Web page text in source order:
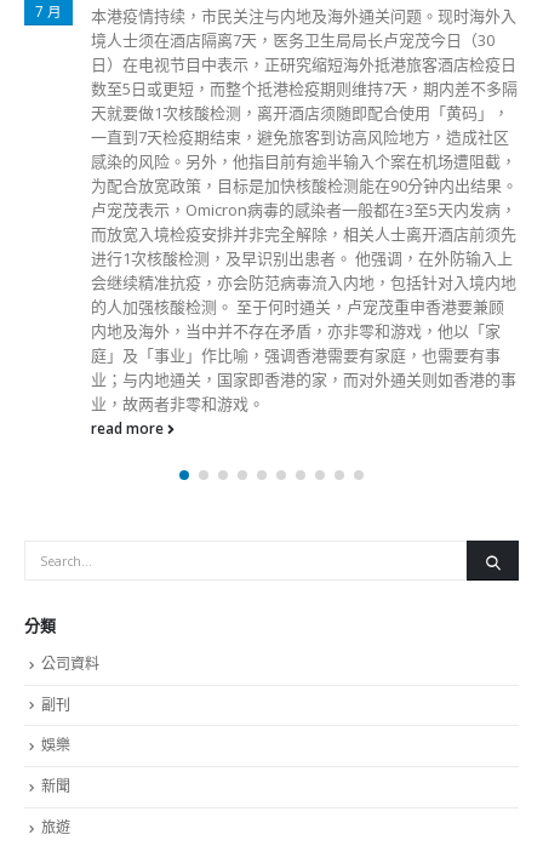
12 月
警方国安处今日（29日）拘捕7人，其中6人为《立场新闻》高
层或前高层人员（3男3女），年龄介乎34岁至73岁；另1人则
为正在还柙的前《苹果日报》副社长陈沛敏。7人涉违反《刑
事罪行条例》第9及10条串谋发布煽动刊物罪，警方搜查被捕
人士的处所，各人随后被押往不同警署扣查。 消息指，正在
还柙的前《苹果日报》副社长陈沛敏，因曾于《立场新闻》撰
文，今早涉串谋发布煽动刊物罪在大榄惩教所被捕。陈沛敏昨
日亦与乱港黑手、壹传媒黎智英等6人，在法庭被加控一项串
谋发布煽动刊物罪。至于6名被捕人分别是钟沛权、吴霭仪、
何韵诗、周达智、方敏生、林绍桐，当中5人为《立场新闻》
前董事，钟沛权为《立场新闻》署任总编辑，涉嫌提供平台发
布煽动性文章，违反《刑事罪行条例》第9及10条串谋发布煽
动刊物罪。据悉，林绍桐已即时辞任《立场新闻》署任总编辑
一职。 一批警员今早到《立场新闻》位于观塘开源道55号开
联工业中心的办公室搜查，探员陆续将运载怀疑证物的胶箱带
到地面，有关证物包括电脑及文件等，探员将多箱证物运上货
车。据了解，警方于《立场新闻》办公室检走33箱证物。
read more
分類
公司資料
副刊
娛樂
新聞
旅遊